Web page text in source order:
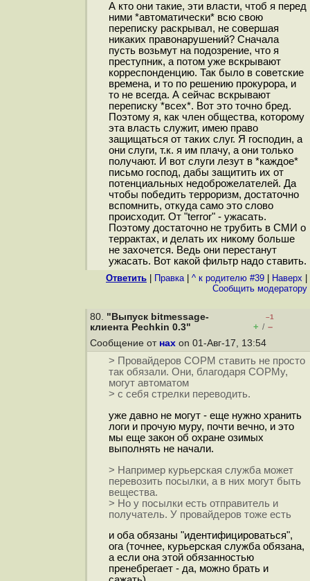
А кто они такие, эти власти, чтоб я перед
ними *автоматически* всю свою
переписку раскрывал, не совершая
никаких правонарушений? Сначала
пусть возьмут на подозрение, что я
преступник, а потом уже вскрывают
корреспонденцию. Так было в советские
времена, и то по решению прокурора, и
то не всегда. А сейчас вскрывают
переписку *всех*. Вот это точно бред.
Поэтому я, как член общества, которому
эта власть служит, имею право
защищаться от таких слуг. Я господин, а
они слуги, т.к. я им плачу, а они только
получают. И вот слуги лезут в *каждое*
письмо господ, дабы защитить их от
потенциальных недоброжелателей. Да
чтобы победить терроризм, достаточно
вспомнить, откуда само это слово
происходит. От "terror" - ужасать.
Поэтому достаточно не трубить в СМИ о
террактах, и делать их никому больше
не захочется. Ведь они перестанут
ужасать. Вот какой фильтр надо ставить.
Ответить Правка| ^ к родителю #39 Наверх
Cообщить модератору
80. "Выпуск bitmessage-
клиента Pechkin 0.3"
–1
+ / –
Сообщение от нах on 01-Авг-17, 13:54
> Провайдеров СОРМ ставить не просто
так обязали. Они, благодаря СОРМу,
могут автоматом
> с себя стрелки переводить.
уже давно не могут - еще нужно хранить
логи и прочую муру, почти вечно, и это
мы еще закон об охране озимых
выполнять не начали.
> Например курьерская служба может
перевозить посылки, а в них могут быть
вещества.
> Но у посылки есть отправитель и
получатель. У провайдеров тоже есть
и оба обязаны "идентифицироваться",
ога (точнее, курьерская служба обязана,
а если она этой обязанностью
пренебрегает - да, можно брать и